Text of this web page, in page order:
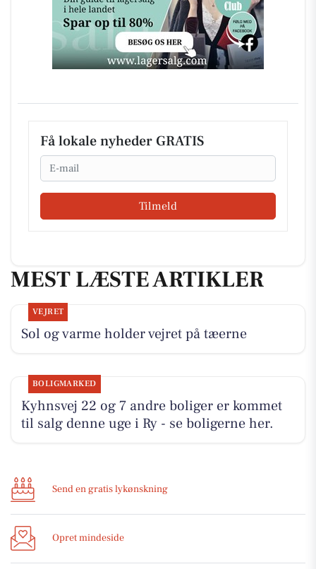
Få lokale nyheder GRATIS
Email
Tilmeld
MEST LÆSTE ARTIKLER
VEJRET
Sol og varme holder vejret på tæerne
BOLIGMARKED
Kyhnsvej 22 og 7 andre boliger er kommet
til salg denne uge i Ry - se boligerne her.
Send en gratis lykønskning
Opret mindeside